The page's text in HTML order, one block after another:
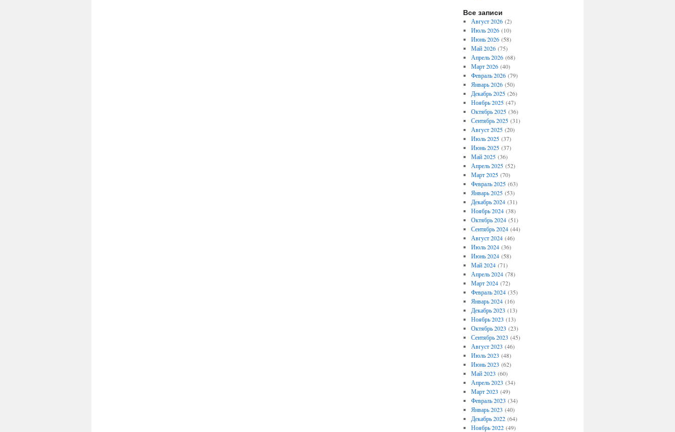
Все записи
Август 2026(2)
Июль 2026(10)
Июнь 2026(58)
Май 2026(75)
Апрель 2026(68)
Март 2026(40)
Февраль 2026(79)
Январь 2026(50)
Декабрь 2025(26)
Ноябрь 2025(47)
Октябрь 2025(36)
Сентябрь 2025(31)
Август 2025(20)
Июль 2025(37)
Июнь 2025(37)
Май 2025(36)
Апрель 2025(52)
Март 2025(70)
Февраль 2025(63)
Январь 2025(53)
Декабрь 2024(31)
Ноябрь 2024(38)
Октябрь 2024(51)
Сентябрь 2024(44)
Август 2024(46)
Июль 2024(36)
Июнь 2024(58)
Май 2024(71)
Апрель 2024(78)
Март 2024(72)
Февраль 2024(35)
Январь 2024(16)
Декабрь 2023 (13)
Ноябрь 2023 (13)
Октябрь 2023 (23)
Сентябрь 2023 (45)
Август 2023 (46)
Июль 2023 (48)
Июнь 2023 (62)
Май 2023 (60)
Апрель 2023 (34)
Март 2023 (49)
Февраль 2023 (34)
Январь 2023 (40)
Декабрь 2022(64)
Ноябрь 2022(49)